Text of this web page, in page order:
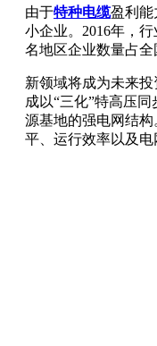
由于特种电缆盈利能
小企业。2016年，
名地区企业数量占全
新领域将成为未来
成以“三化”特高压
源基地的强电网结
平、运行效率以及